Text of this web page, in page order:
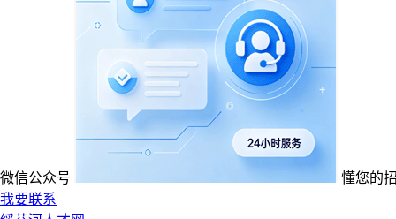
微信公众号
懂您的
我要联系